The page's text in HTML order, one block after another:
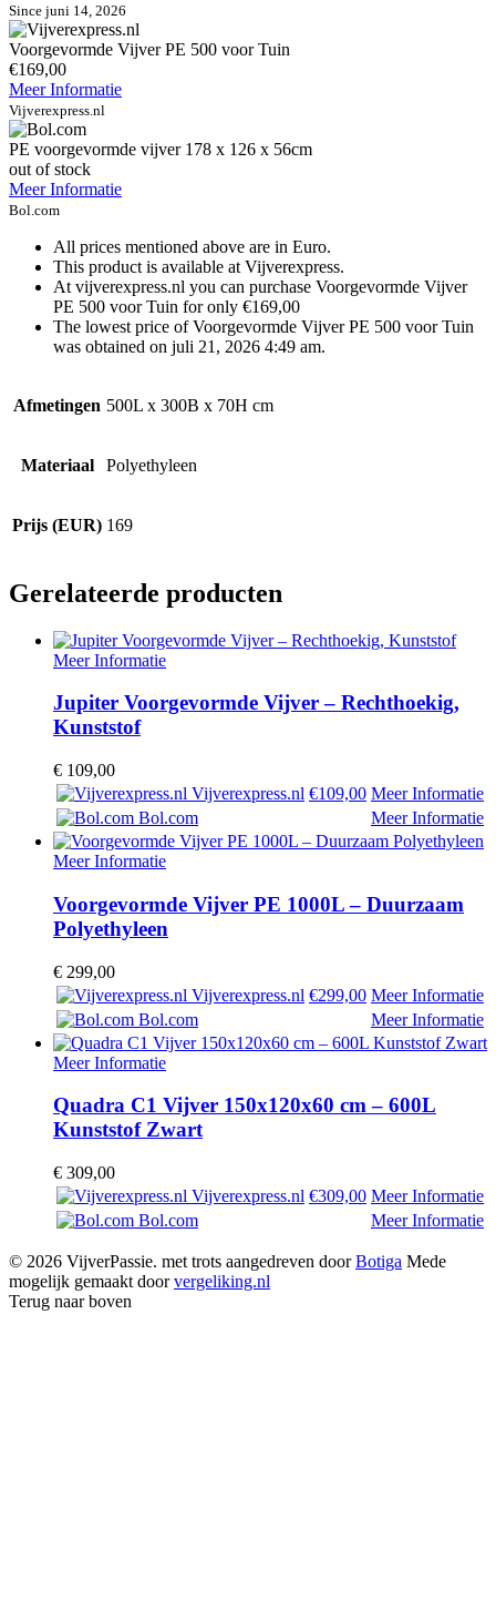
Since juni 14, 2026
Voorgevormde Vijver PE 500 voor Tuin
€169,00
Meer Informatie
Vijverexpress.nl
PE voorgevormde vijver 178 x 126 x 56cm
out of stock
Meer Informatie
Bol.com
All prices mentioned above are in Euro.
This product is available at Vijverexpress.
At vijverexpress.nl you can purchase Voorgevormde Vijver
PE 500 voor Tuin for only €169,00
The lowest price of Voorgevormde Vijver PE 500 voor Tuin
was obtained on juli 21, 2026 4:49 am.
Afmetingen 500L x 300B x 70H cm
Materiaal Polyethyleen
Prijs (EUR) 169
Gerelateerde producten
Meer Informatie
Jupiter Voorgevormde Vijver – Rechthoekig,
Kunststof
€ 109,00
Vijverexpress.nl €109,00 Meer Informatie
Bol.com
Meer Informatie
Meer Informatie
Voorgevormde Vijver PE 1000L – Duurzaam
Polyethyleen
€ 299,00
Vijverexpress.nl €299,00 Meer Informatie
Bol.com
Meer Informatie
Meer Informatie
Quadra C1 Vijver 150x120x60 cm – 600L
Kunststof Zwart
€ 309,00
Vijverexpress.nl €309,00 Meer Informatie
Bol.com
Meer Informatie
© 2026 VijverPassie. met trots aangedreven doorBotiga Mede
mogelijk gemaakt doorvergeliking.nl
Terug naar boven